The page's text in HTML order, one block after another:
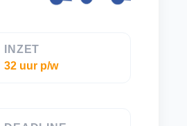
INZET
32 uur p/w